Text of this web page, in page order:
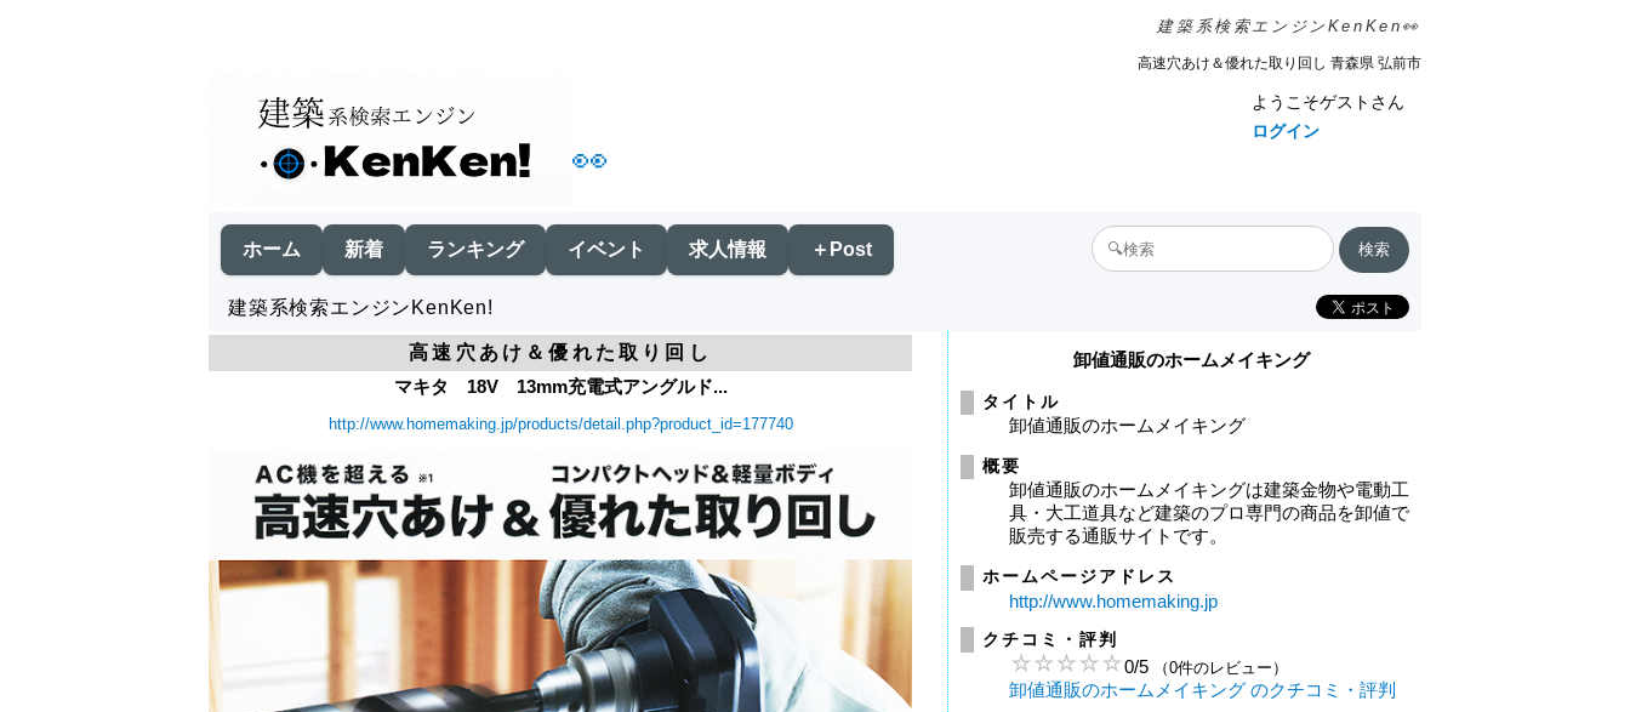
建築系検索エンジンKenKen👀
高速穴あけ＆優れた取り回し 青森県 弘前市
👀
ようこそゲストさん
ログイン
ホーム 新着 ランキング イベント 求人情報 ＋Post
建築系検索エンジンKenKen!
高速穴あけ＆優れた取り回し
マキタ 18V 13mm充電式アングルド...
http://www.homemaking.jp/products/detail.php?product_id=177740
卸値通販のホームメイキング
タイトル
卸値通販のホームメイキング
概要
卸値通販のホームメイキングは建築金物や電動工
具・大工道具など建築のプロ専門の商品を卸値で
販売する通販サイトです。
ホームページアドレス
http://www.homemaking.jp
クチコミ・評判
0/5 （0件のレビュー）
卸値通販のホームメイキング のクチコミ・評判